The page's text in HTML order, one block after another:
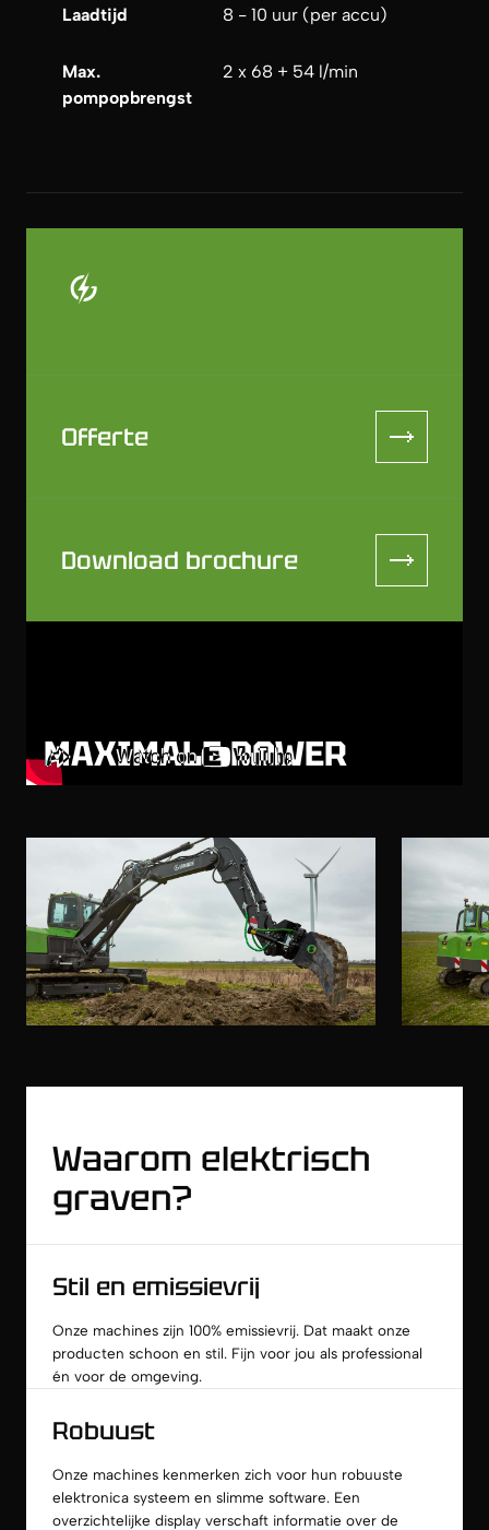
Laadtijd 8 - 10 uur (per accu)
Max.
pompopbrengst
2 x 68 + 54 l/min
Offerte
Download brochure
MAXIMALE POWER
Waarom elektrisch
graven?
Stil en emissievrij
Onze machines zijn 100% emissievrij. Dat maakt onze
producten schoon en stil. Fijn voor jou als professional
én voor de omgeving.
Robuust
Onze machines kenmerken zich voor hun robuuste
elektronica systeem en slimme software. Een
overzichtelijke display verschaft informatie over de